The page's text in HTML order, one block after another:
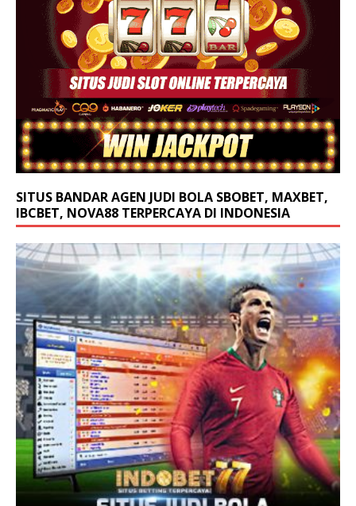
SITUS BANDAR AGEN JUDI BOLA SBOBET, MAXBET,
IBCBET, NOVA88 TERPERCAYA DI INDONESIA